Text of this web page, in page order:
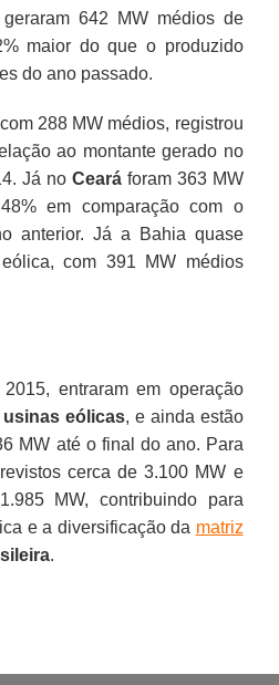
642 MW médios de
maior do que o produzido
do ano passado.
288 MW médios, registrou
ao montante gerado no
Já no Cearáforam 363 MW
em comparação com o
anterior. Já a Bahia quase
com 391 MW médios
entraram em operação
usinas eólicas, e ainda estão
MW até o final do ano. Para
cerca de 3.100 MW e
MW, contribuindo para
e a diversificação da matriz
.